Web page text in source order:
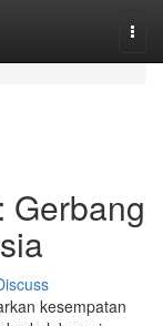
Gerbang
kesempatan